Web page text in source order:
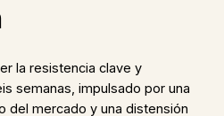
la resistencia clave y
semanas, impulsado por una
del mercado y una distensión